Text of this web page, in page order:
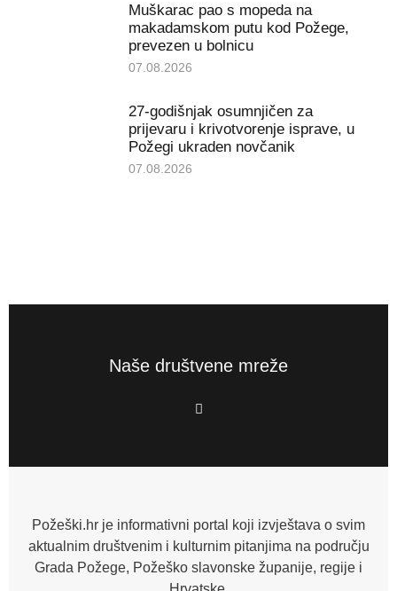
Muškarac pao s mopeda na
makadamskom putu kod Požege,
prevezen u bolnicu
07.08.2026
27-godišnjak osumnjičen za
prijevaru i krivotvorenje isprave, u
Požegi ukraden novčanik
07.08.2026
Naše društvene mreže
F
a
o
f
Požeški.hr je informativni portal koji izvještava o svim
aktualnim društvenim i kulturnim pitanjima na području
Grada Požege, Požeško slavonske županije, regije i